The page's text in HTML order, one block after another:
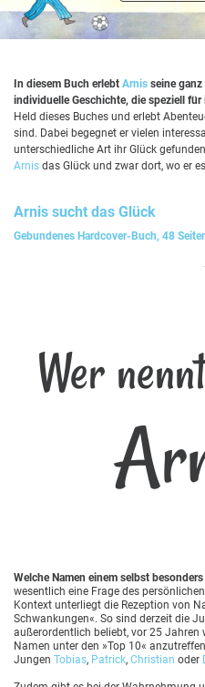
In diesem Buch erlebt Arnis seine ganz
individuelle Geschichte, die speziell
Held dieses Buches und erlebt
sind. Dabei begegnet er vielen
unterschiedliche Art ihr Glück
Arnis das Glück und zwar dort, wo er
Arnis sucht das Glück
Gebundenes Hardcover-Buch, 48
Wer
Welche Namen einem selbst
wesentlich eine Frage des
Kontext unterliegt die Rezeption von
Schwankungen«. So sind derzeit die
außerordentlich beliebt, vor 25 Jahren
Namen unter den »Top 10«
Jungen Tobias, Patrick, Christian oder